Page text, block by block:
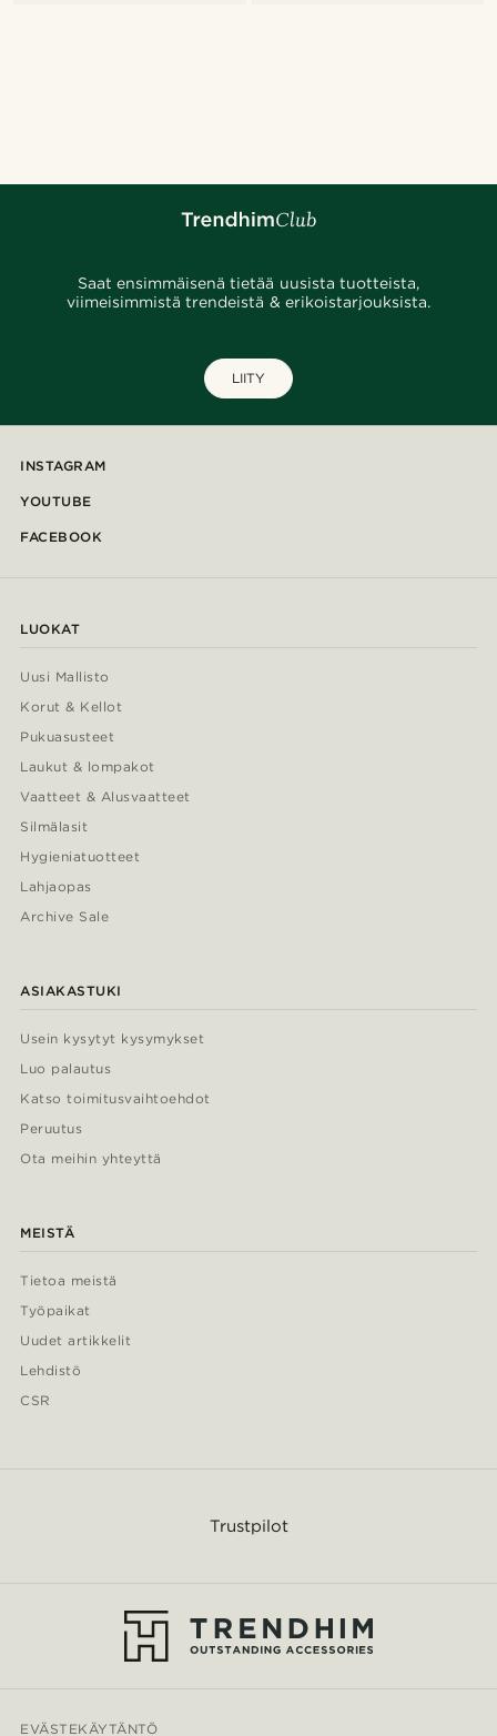
Saat ensimmäisenä tietää uusista tuotteista,
viimeisimmistä trendeistä & erikoistarjouksista.
LIITY
INSTAGRAM
YOUTUBE
FACEBOOK
LUOKAT
Uusi Mallisto
Korut & Kellot
Pukuasusteet
Laukut & lompakot
Vaatteet & Alusvaatteet
Silmälasit
Hygieniatuotteet
Lahjaopas
Archive Sale
ASIAKASTUKI
Usein kysytyt kysymykset
Luo palautus
Katso toimitusvaihtoehdot
Peruutus
Ota meihin yhteyttä
MEISTÄ
Tietoa meistä
Työpaikat
Uudet artikkelit
Lehdistö
CSR
Trustpilot
EVÄSTEKÄYTÄNTÖ